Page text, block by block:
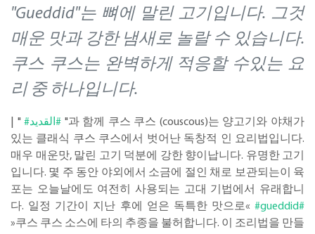
"Gueddid"는 뼈에 말린 고기입니다. 그것
매운 맛과 강한 냄새로 놀랄 수 있습니다.
쿠스 쿠스는 완벽하게 적응할 수있는 요
리 중 하나입니다.
| " #القديد# "과 함께 쿠스 쿠스 (couscous)는 양고기와 야채가
있는 클래식 쿠스 쿠스에서 벗어난 독창적 인 요리법입니다.
매우 매운맛, 말린 고기 덕분에 강한 향이납니다. 유명한 고기
입니다. 몇 주 동안 야외에서 소금에 절인 채로 보관되는이 육
포는 오늘날에도 여전히 사용되는 고대 기법에서 유래합니
다. 일정 기간이 지난 후에 얻은 독특한 맛으로« #gueddid#
»쿠스 쿠스 소스에 타의 추종을 불허합니다. 이 조리법을 만들